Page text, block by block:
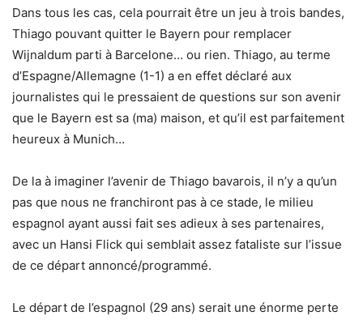
Dans tous les cas, cela pourrait être un jeu à trois bandes,
Thiago pouvant quitter le Bayern pour remplacer
Wijnaldum parti à Barcelone… ou rien. Thiago, au terme
d’Espagne/Allemagne (1-1) a en effet déclaré aux
journalistes qui le pressaient de questions sur son avenir
que le Bayern est sa (ma) maison, et qu’il est parfaitement
heureux à Munich…
De la à imaginer l’avenir de Thiago bavarois, il n’y a qu’un
pas que nous ne franchiront pas à ce stade, le milieu
espagnol ayant aussi fait ses adieux à ses partenaires,
avec un Hansi Flick qui semblait assez fataliste sur l’issue
de ce départ annoncé/programmé.
Le départ de l’espagnol (29 ans) serait une énorme perte